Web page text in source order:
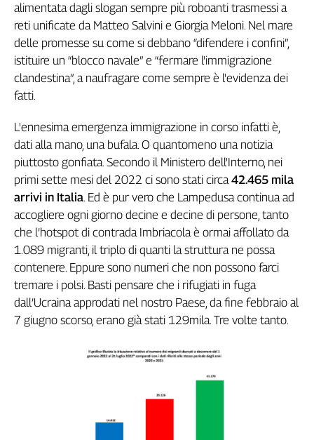
Speciali
G8
di
Genova,
il
sangue
ragione
120
anni
Cgil
Collettiva
Academy
Collettiva
Play
Rubriche
Collettiva
Talk
alimentata dagli slogan sempre più roboanti trasmessi a
reti unificate da Matteo Salvini e Giorgia Meloni. Nel mare
delle promesse su come si debbano “difendere i confini”,
istituire un “blocco navale” e “fermare l'immigrazione
clandestina”, a naufragare come sempre è l'evidenza dei
fatti.
L'ennesima emergenza immigrazione in corso infatti è,
dati alla mano, una bufala. O quantomeno una notizia
piuttosto gonfiata. Secondo il Ministero dell'Interno, nei
primi sette mesi del 2022 ci sono stati circa42.465 mila
arrivi in Italia. Ed è pur vero che Lampedusa continua ad
accogliere ogni giorno decine e decine di persone, tanto
che l’hotspot di contrada Imbriacola è ormai affollato da
1.089 migranti, il triplo di quanti la struttura ne possa
contenere. Eppure sono numeri che non possono farci
tremare i polsi. Basti pensare che i rifugiati in fuga
dall’Ucraina approdati nel nostro Paese, da fine febbraio al
7 giugno scorso, erano già stati 129mila. Tre volte tanto.